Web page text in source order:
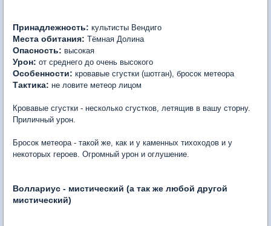
Принадлежность: культисты Вендиго
Места обитания: Тёмная Долина
Опасность: высокая
Урон: от среднего до очень высокого
Особенности: кровавые сгустки (шотган), бросок метеора
Тактика: не ловите метеор лицом
Кровавые сгустки - несколько сгустков, летящив в вашу сторну.
Приличный урон.
Бросок метеора - такой же, как и у каменных тихоходов и у
некоторых героев. Огромный урон и оглушение.
Воллариус - мистический (а так же любой другой
мистический)